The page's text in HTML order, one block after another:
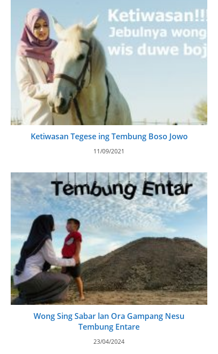
Ketiwasan Tegese ing Tembung Boso Jowo
11/09/2021
Wong Sing Sabar lan Ora Gampang Nesu
Tembung Entare
23/04/2024